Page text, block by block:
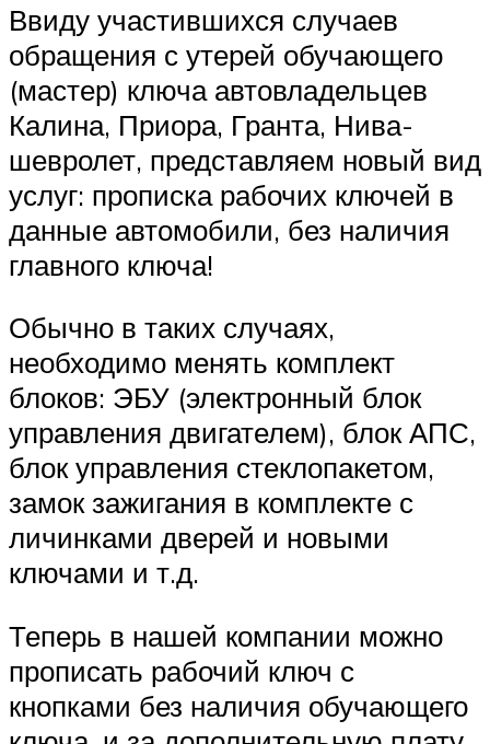
Ввиду участившихся случаев
обращения с утерей обучающего
(мастер) ключа автовладельцев
Калина, Приора, Гранта, Нива-
шевролет, представляем новый вид
услуг: прописка рабочих ключей в
данные автомобили, без наличия
главного ключа!
Обычно в таких случаях,
необходимо менять комплект
блоков: ЭБУ (электронный блок
управления двигателем), блок АПС,
блок управления стеклопакетом,
замок зажигания в комплекте с
личинками дверей и новыми
ключами и т.д.
Теперь в нашей компании можно
прописать рабочий ключ с
кнопками без наличия обучающего